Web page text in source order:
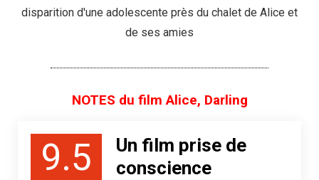
disparition d'une adolescente près du chalet de Alice et
de ses amies
NOTES du film Alice, Darling
9.5
Un film prise de
conscience